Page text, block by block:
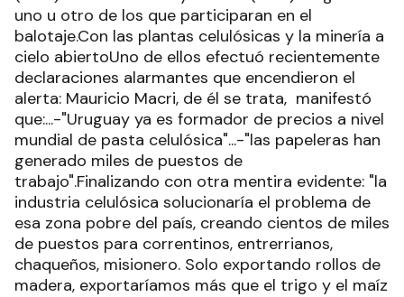
uno u otro de los que participaran en el
balotaje.Con las plantas celulósicas y la minería a
cielo abiertoUno de ellos efectuó recientemente
declaraciones alarmantes que encendieron el
alerta: Mauricio Macri, de él se trata, manifestó
que:...-"Uruguay ya es formador de precios a nivel
mundial de pasta celulósica"...-"las papeleras han
generado miles de puestos de
trabajo".Finalizando con otra mentira evidente: "la
industria celulósica solucionaría el problema de
esa zona pobre del país, creando cientos de miles
de puestos para correntinos, entrerrianos,
chaqueños, misionero. Solo exportando rollos de
madera, exportaríamos más que el trigo y el maíz